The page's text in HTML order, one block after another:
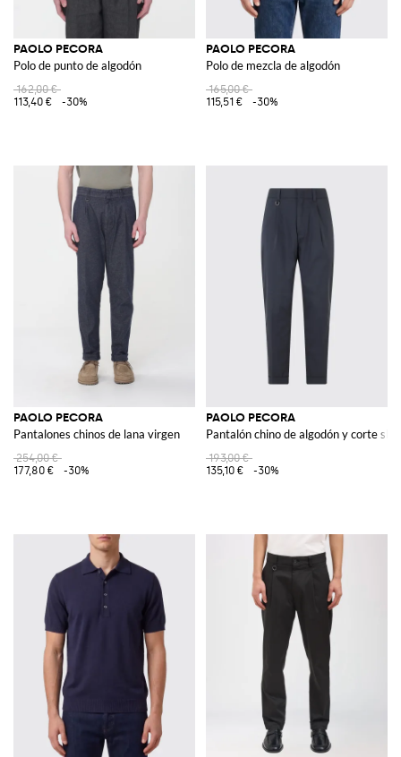
PAOLO PECORA
Polo de punto de algodón
162,00 €
113,40 €
-30%
PAOLO PECORA
Polo de mezcla de algodón
165,00 €
115,51 €
-30%
PAOLO PECORA
Pantalones chinos de lana virgen
254,00 €
177,80 €
-30%
PAOLO PECORA
Pantalón chino de algodón y corte
193,00 €
135,10 €
-30%